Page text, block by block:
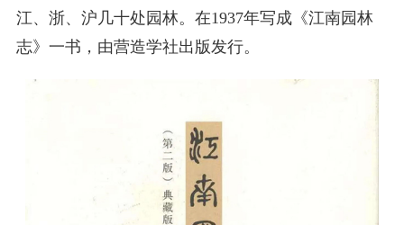
江、浙、沪几十处园林。在1937年写成《江南园林
志》一书，由营造学社出版发行。